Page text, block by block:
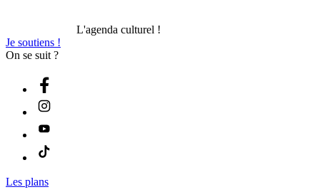
L'agenda culturel !
Je soutiens !
On se suit ?
Les plans